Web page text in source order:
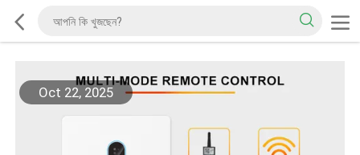
Oct 22, 2025